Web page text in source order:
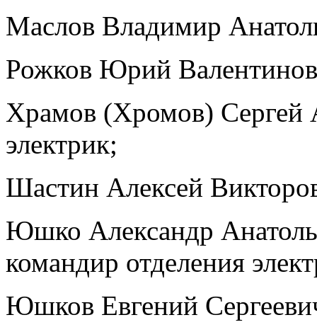
Маслов Владимир
Рожков Юрий
Храмов (Хромов) Сергей
электрик;
Шастин Алексей
Юшко Александр
командир отделения
Юшков Евгений